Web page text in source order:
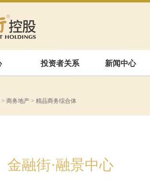
投资者关系 新闻中心
> 商务地产 > 精品商务综合体
金融街·融景中心